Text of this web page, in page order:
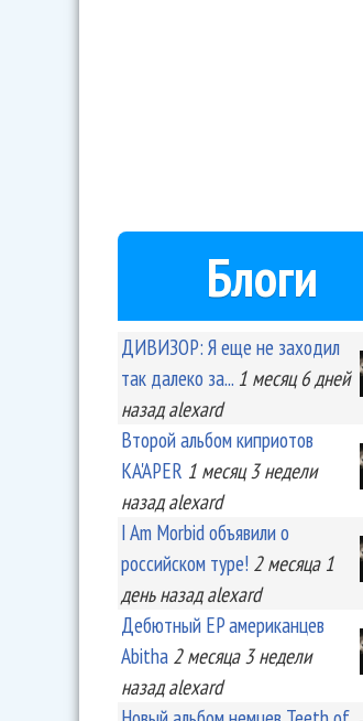
Блоги
ДИВИЗОР: Я еще не заходил
так далеко за... 1 месяц 6 дней
назад alexard
Второй альбом киприотов
KA'APER 1 месяц 3 недели
назад alexard
I Am Morbid объявили о
российском туре! 2 месяца 1
деньназад alexard
Дебютный EP американцев
Abitha 2 месяца 3 недели
назад alexard